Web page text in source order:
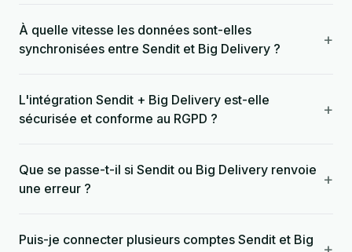
À quelle vitesse les données sont-elles
synchronisées entre Sendit et Big Delivery ?
+
L'intégration Sendit + Big Delivery est-elle
sécurisée et conforme au RGPD ?
+
Que se passe-t-il si Sendit ou Big Delivery renvoie
une erreur ?
+
Puis-je connecter plusieurs comptes Sendit et Big